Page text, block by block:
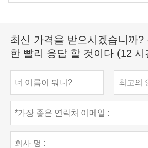
최신 가격을 받으시겠습니까?
한 빨리 응답 할 것이다 (12 시